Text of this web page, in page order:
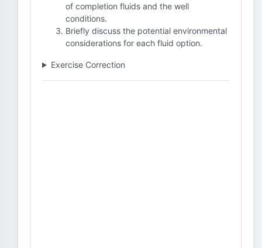
of completion fluids and the well
conditions.
Briefly discuss the potential environmental
considerations for each fluid option.
Exercise Correction